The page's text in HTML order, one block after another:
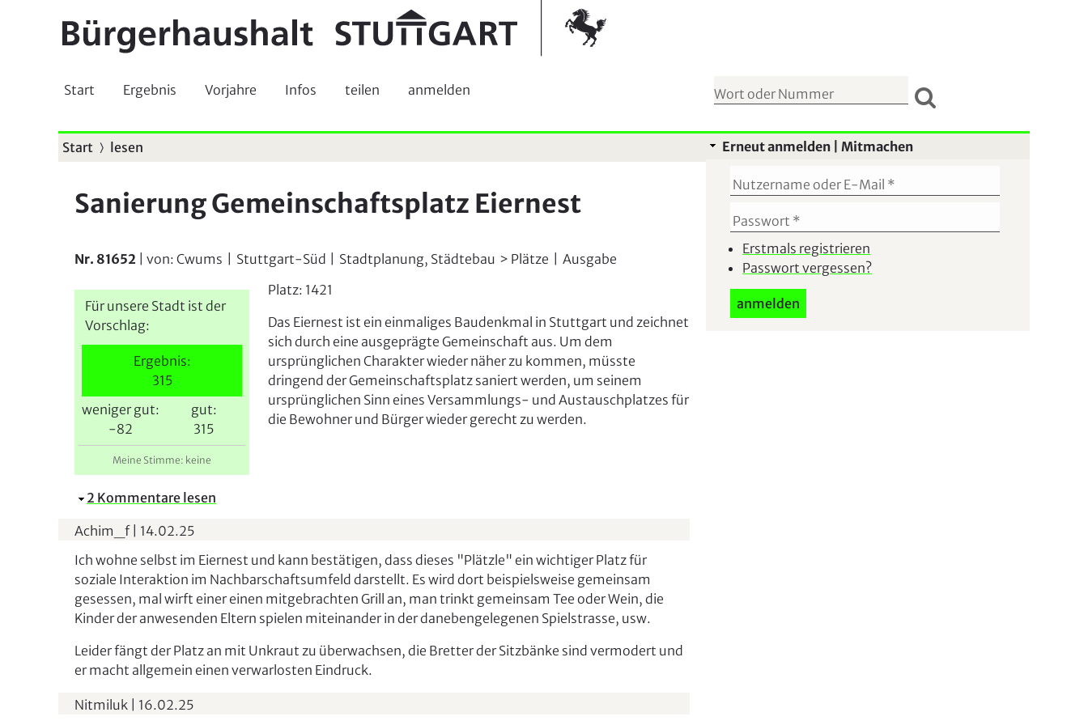
Springe zur Navigation
Kontrast umschalten
Start Ergebnis Vorjahre Infos teilen anmelden
S
u
c
h
o
r
m
n
Start lesen
Sanierung Gemeinschaftsplatz Eiernest
Nr. 81652 | von: Cwums Stuttgart-Süd Stadtplanung, Städtebau Plätze Ausgabe
Für unsere Stadt ist der
Vorschlag:
Ergebnis:
315
weniger gut:
-82
gut:
315
Meine Stimme: keine
Platz: 1421
Das Eiernest ist ein einmaliges Baudenkmal in Stuttgart und zeichnet
sich durch eine ausgeprägte Gemeinschaft aus. Um dem
ursprünglichen Charakter wieder näher zu kommen, müsste
dringend der Gemeinschaftsplatz saniert werden, um seinem
ursprünglichen Sinn eines Versammlungs- und Austauschplatzes für
die Bewohner und Bürger wieder gerecht zu werden.
A
s
b
l
e
n
e
n
2 Kommentare lesen
Achim_f| 14.02.25
Ich wohne selbst im Eiernest und kann bestätigen, dass dieses "Plätzle" ein wichtiger Platz für
soziale Interaktion im Nachbarschaftsumfeld darstellt. Es wird dort beispielsweise gemeinsam
gesessen, mal wirft einer einen mitgebrachten Grill an, man trinkt gemeinsam Tee oder Wein, die
Kinder der anwesenden Eltern spielen miteinander in der danebengelegenen Spielstrasse, usw.
Leider fängt der Platz an mit Unkraut zu überwachsen, die Bretter der Sitzbänke sind vermodert und
er macht allgemein einen verwarlosten Eindruck.
Nitmiluk 16.02.25
Erneut anmelden | Mitmachen
Erstmals registrieren
Passwort vergessen?